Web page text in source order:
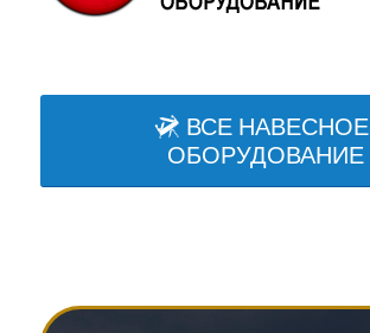
ВСЕ НАВЕСНОЕ
ОБОРУДОВАНИЕ